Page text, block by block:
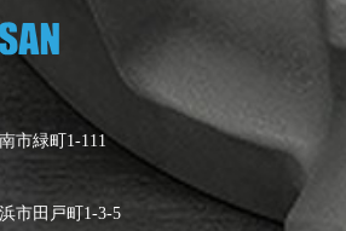
市緑町1-111
市田戸町1-3-5